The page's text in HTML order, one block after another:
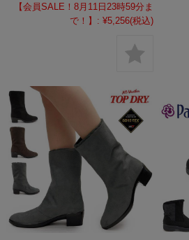
【会員SALE！8月11日23時59分ま
で！】: ¥5,256(税込)